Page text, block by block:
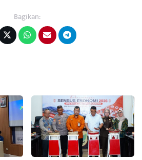
Bagikan: